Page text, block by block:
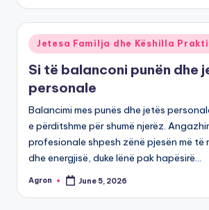
Posted
in
Jetesa Familja dhe Këshilla
Si të balanconi punën dhe
personale
Balancimi mes punës dhe jetës
e përditshme për shumë njerëz.
profesionale shpesh zënë pjesën më të
dhe energjisë, duke lënë pak hapësirë…
Posted
Agron June 5, 2026